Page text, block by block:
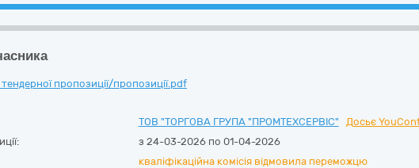
пропозиції/пропозиції.pdf
ТОВ "ТОРГОВА ГРУПА "ПРОМТЕХСЕРВІС"
Досьє
з 24-03-2026 по 01-04-2026
кваліфікаційна комісія відмовила переможцю